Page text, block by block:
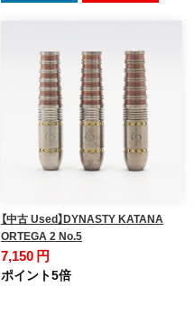
【中古 Used】DYNASTY KATANA
ORTEGA 2 No.5
7,150 円
ポイント5倍